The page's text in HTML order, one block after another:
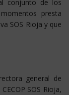
conjunto de los
presta
SOS Rioja y que
general de
SOS Rioja,